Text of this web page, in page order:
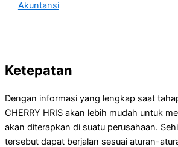
Akuntansi
Ketepatan
Dengan informasi yang lengkap saat
CHERRY HRIS akan lebih mudah untuk
akan diterapkan di suatu perusahaan.
tersebut dapat berjalan sesuai aturan-